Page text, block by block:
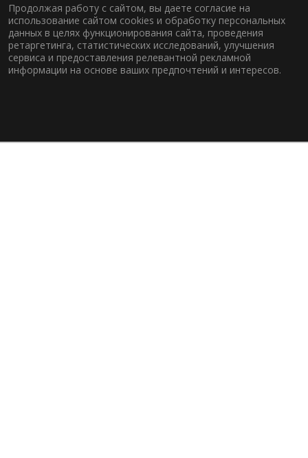
Продолжая работу с сайтом, вы даете согласие на
использование сайтом cookies и обработку персональных
данных в целях функционирования сайта, проведения
ретаргетинга, статистических исследований, улучшения
сервиса и предоставления релевантной рекламной
информации на основе ваших предпочтений и интересов.